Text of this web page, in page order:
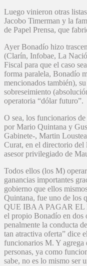
Luego vinieron otras
Jacobo Timerman y la
de Papel Prensa, que
Ayer Bonadío hizo
(Clarín, Infobae, La
Fiscal para que el caso
forma paralela, Bonadío
mencionados también),
sobreseimiento
operatoria “dólar futuro”.
O sea, los funcionarios
por Mario Quintana y
Gabinete-, Martin
Curat, en el directorio
asesor privilegiado de
Todos ellos (los M)
ganancias importantes
gobierno que ellos
Quintana, fue uno de
QUE IBA A PAGAR EL
el propio Bonadío en dos
penalmente la conducta
tan atractiva oferta” dice
funcionarios M. Y agrega
personas, ya como
sabe, no es lo mismo ser